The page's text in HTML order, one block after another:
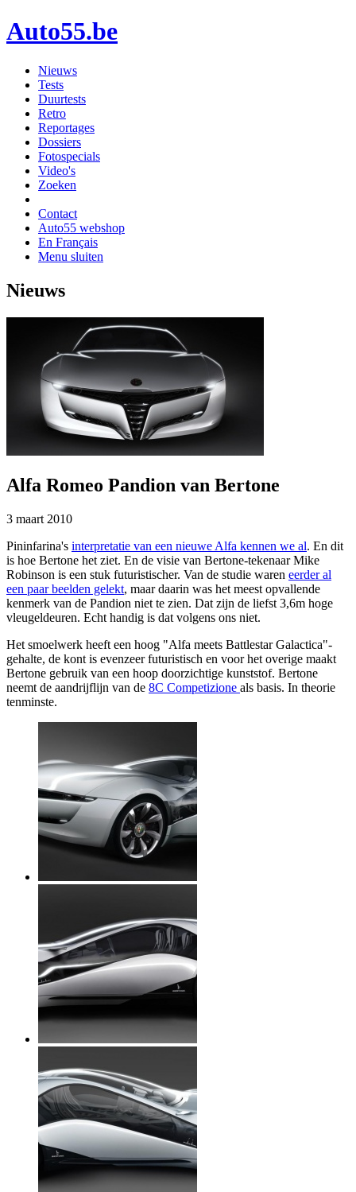
Auto55.be
Nieuws
Tests
Duurtests
Retro
Reportages
Dossiers
Fotospecials
Video's
Zoeken
Contact
Auto55 webshop
En Français
Menu sluiten
Nieuws
Alfa Romeo Pandion van Bertone
3 maart 2010
Pininfarina's interpretatie van een nieuwe Alfa kennen we al. En dit
is hoe Bertone het ziet. En de visie van Bertone-tekenaar Mike
Robinson is een stuk futuristischer. Van de studie waren eerder al
een paar beelden gelekt, maar daarin was het meest opvallende
kenmerk van de Pandion niet te zien. Dat zijn de liefst 3,6m hoge
vleugeldeuren. Echt handig is dat volgens ons niet.
Het smoelwerk heeft een hoog "Alfa meets Battlestar Galactica"-
gehalte, de kont is evenzeer futuristisch en voor het overige maakt
Bertone gebruik van een hoop doorzichtige kunststof. Bertone
neemt de aandrijflijn van de 8C Competizione als basis. In theorie
tenminste.